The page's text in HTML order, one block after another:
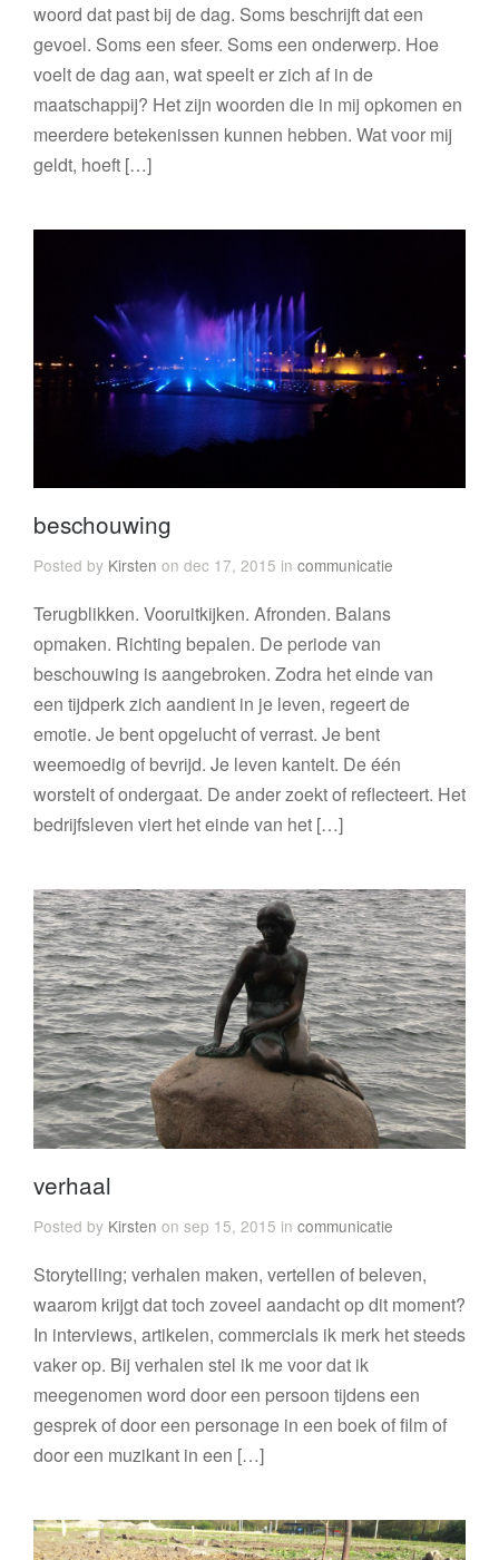
woord dat past bij de dag. Soms beschrijft dat een
gevoel. Soms een sfeer. Soms een onderwerp. Hoe
voelt de dag aan, wat speelt er zich af in de
maatschappij? Het zijn woorden die in mij opkomen en
meerdere betekenissen kunnen hebben. Wat voor mij
geldt, hoeft […]
beschouwing
Posted by Kirsten on dec 17, 2015 in communicatie
Terugblikken. Vooruitkijken. Afronden. Balans
opmaken. Richting bepalen. De periode van
beschouwing is aangebroken. Zodra het einde van
een tijdperk zich aandient in je leven, regeert de
emotie. Je bent opgelucht of verrast. Je bent
weemoedig of bevrijd. Je leven kantelt. De één
worstelt of ondergaat. De ander zoekt of reflecteert. Het
bedrijfsleven viert het einde van het […]
verhaal
Posted by Kirsten on sep 15, 2015 in communicatie
Storytelling; verhalen maken, vertellen of beleven,
waarom krijgt dat toch zoveel aandacht op dit moment?
In interviews, artikelen, commercials ik merk het steeds
vaker op. Bij verhalen stel ik me voor dat ik
meegenomen word door een persoon tijdens een
gesprek of door een personage in een boek of film of
door een muzikant in een […]